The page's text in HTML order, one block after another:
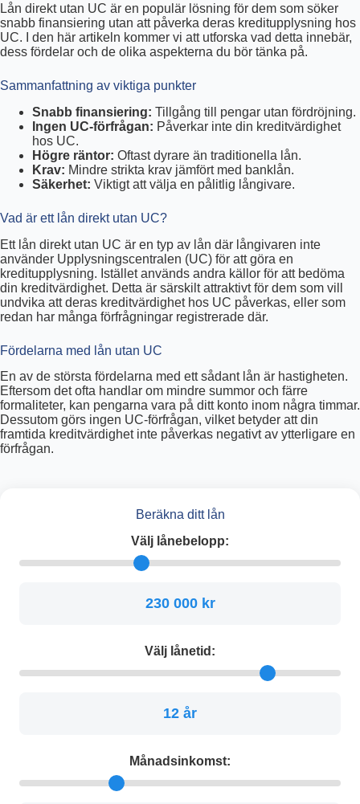
Lån direkt utan UC är en populär lösning för dem som söker
snabb finansiering utan att påverka deras kreditupplysning hos
UC. I den här artikeln kommer vi att utforska vad detta innebär,
dess fördelar och de olika aspekterna du bör tänka på.
Sammanfattning av viktiga punkter
Snabb finansiering: Tillgång till pengar utan fördröjning.
Ingen UC-förfrågan: Påverkar inte din kreditvärdighet
hos UC.
Högre räntor: Oftast dyrare än traditionella lån.
Krav: Mindre strikta krav jämfört med banklån.
Säkerhet: Viktigt att välja en pålitlig långivare.
Vad är ett lån direkt utan UC?
Ett lån direkt utan UC är en typ av lån där långivaren inte
använder Upplysningscentralen (UC) för att göra en
kreditupplysning. Istället används andra källor för att bedöma
din kreditvärdighet. Detta är särskilt attraktivt för dem som vill
undvika att deras kreditvärdighet hos UC påverkas, eller som
redan har många förfrågningar registrerade där.
Fördelarna med lån utan UC
En av de största fördelarna med ett sådant lån är hastigheten.
Eftersom det ofta handlar om mindre summor och färre
formaliteter, kan pengarna vara på ditt konto inom några timmar.
Dessutom görs ingen UC-förfrågan, vilket betyder att din
framtida kreditvärdighet inte påverkas negativt av ytterligare en
förfrågan.
Beräkna ditt lån
Välj lånebelopp:
230 000 kr
Välj lånetid:
12 år
Månadsinkomst: